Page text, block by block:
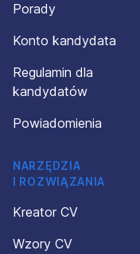
Porady
Konto kandydata
Regulamin dla
kandydatów
Powiadomienia
NARZĘDZIA
I ROZWIĄZANIA
Kreator CV
Wzory CV